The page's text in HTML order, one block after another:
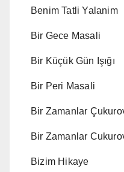
Benim Tatli Yalanim
Bir Gece Masali
Bir Küçük Gün Işığı
Bir Peri Masali
Bir Zamanlar
Bir Zamanlar
Bizim Hikaye